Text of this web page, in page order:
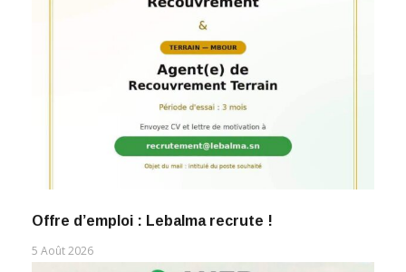
Offre d’emploi : Lebalma recrute !
5 Août 2026